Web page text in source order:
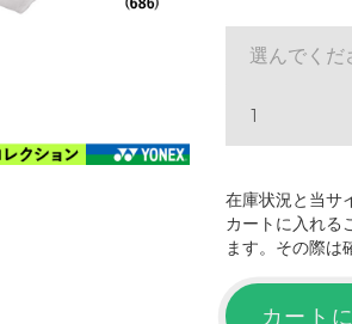
選んでくだ
在庫状況と当サ
カートに入れる
ます。その際は
カート